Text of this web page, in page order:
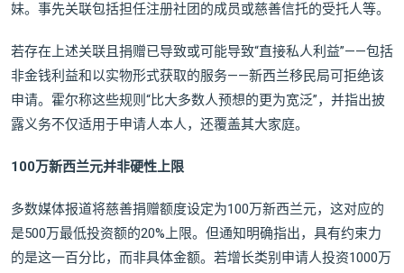
妹。事先关联包括担任注册社团的成员或慈善信托的受托人等。
若存在上述关联且捐赠已导致或可能导致“直接私人利益”——包括
非金钱利益和以实物形式获取的服务——新西兰移民局可拒绝该
申请。霍尔称这些规则“比大多数人预想的更为宽泛”，并指出披
露义务不仅适用于申请人本人，还覆盖其大家庭。
100万新西兰元并非硬性上限
多数媒体报道将慈善捐赠额度设定为100万新西兰元，这对应的
是500万最低投资额的20%上限。但通知明确指出，具有约束力
的是这一百分比，而非具体金额。若增长类别申请人投资1000万